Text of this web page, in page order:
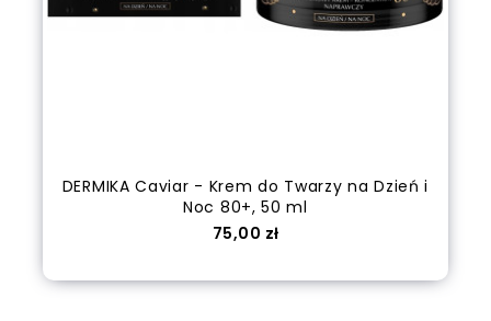
DERMIKA Caviar - Krem do Twarzy na Dzień i
Noc 80+, 50 ml
Cena
75,00 zł